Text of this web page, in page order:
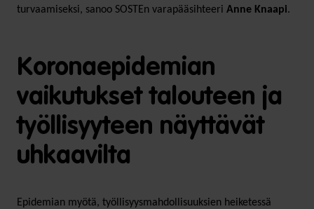
turvaamiseksi, sanoo SOSTEn varapääsihteeri Anne Knaapi.
Koronaepidemian
vaikutukset talouteen ja
työllisyyteen näyttävät
uhkaavilta
Epidemian myötä, työllisyysmahdollisuuksien heiketessä